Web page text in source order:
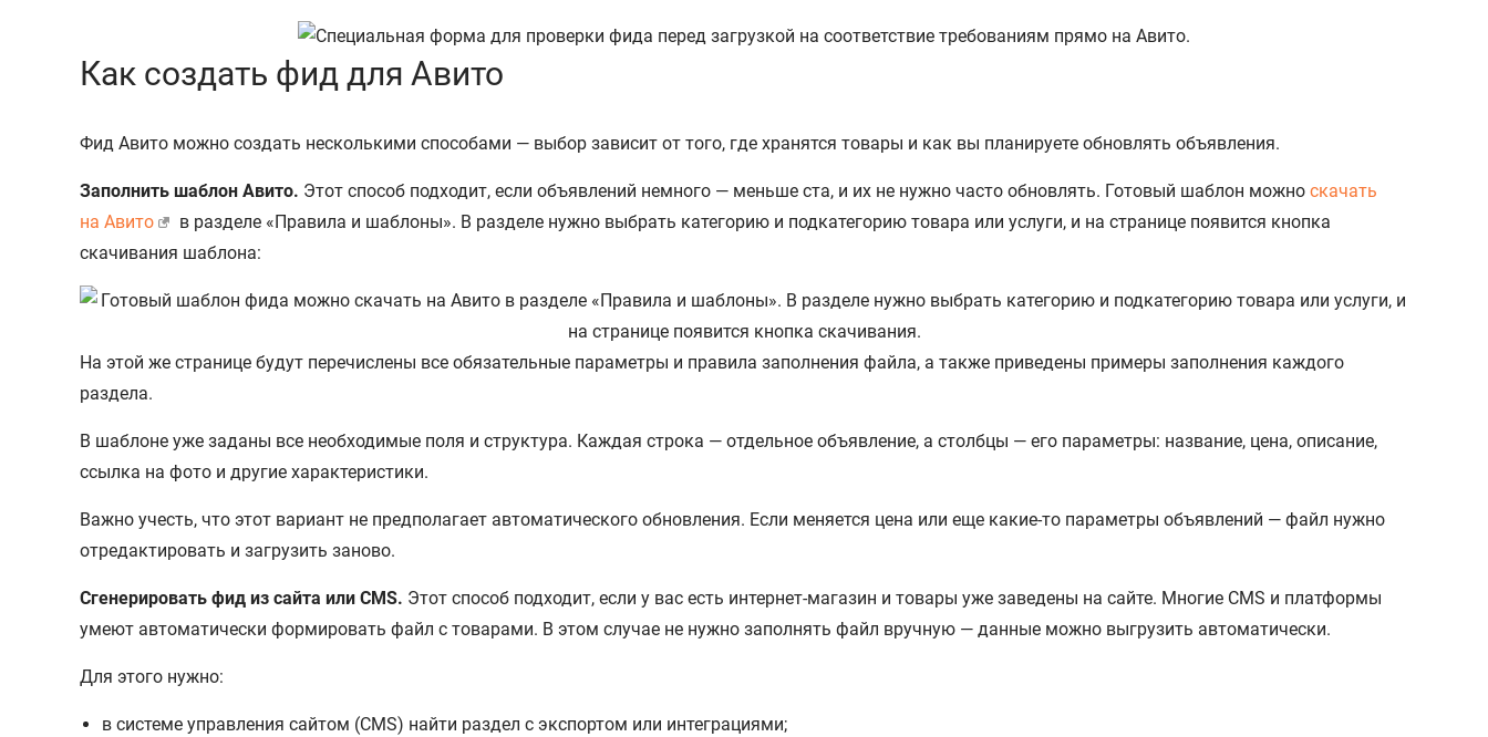
Как создать фид для Авито
Фид Авито можно создать несколькими способами — выбор зависит от того, где хранятся товары и как вы планируете обновлять объявления.
Заполнить шаблон Авито. Этот способ подходит, если объявлений немного — меньше ста, и их не нужно часто обновлять. Готовый шаблон можно скачать
на Авито
в разделе «Правила и шаблоны». В разделе нужно выбрать категорию и подкатегорию товара или услуги, и на странице появится кнопка
скачивания шаблона:
На этой же странице будут перечислены все обязательные параметры и правила заполнения файла, а также приведены примеры заполнения каждого
раздела.
В шаблоне уже заданы все необходимые поля и структура. Каждая строка — отдельное объявление, а столбцы — его параметры: название, цена, описание,
ссылка на фото и другие характеристики.
Важно учесть, что этот вариант не предполагает автоматического обновления. Если меняется цена или еще какие-то параметры объявлений — файл нужно
отредактировать и загрузить заново.
Сгенерировать фид из сайта или CMS. Этот способ подходит, если у вас есть интернет-магазин и товары уже заведены на сайте. Многие CMS и платформы
умеют автоматически формировать файл с товарами. В этом случае не нужно заполнять файл вручную — данные можно выгрузить автоматически.
Для этого нужно:
в системе управления сайтом (CMS) найти раздел с экспортом или интеграциями;